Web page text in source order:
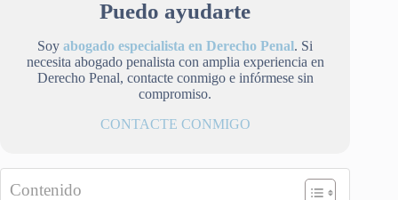
Puedo ayudarte
Soyabogado especialista en Derecho Penal. Si
necesita abogado penalista con amplia experiencia en
Derecho Penal, contacte conmigo e infórmese sin
compromiso.
CONTACTE CONMIGO
Contenido